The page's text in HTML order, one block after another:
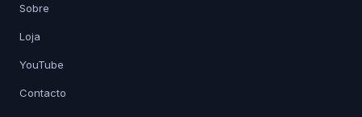
Sobre
Loja
YouTube
Contacto